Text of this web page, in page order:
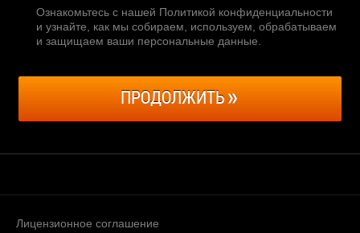
Ознакомьтесь с нашей Политикой конфиденциальности
и узнайте, как мы собираем, используем, обрабатываем
и защищаем ваши персональные данные
ПРОДОЛЖИТЬ
Лицензионное соглашение